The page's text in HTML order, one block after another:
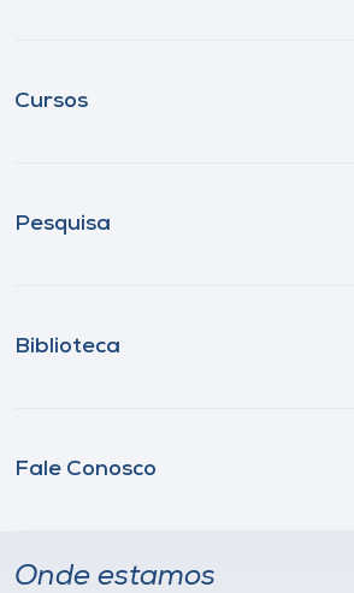
Cursos
Pesquisa
Biblioteca
Fale Conosco
Onde estamos